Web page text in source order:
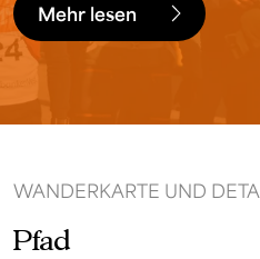
Mehr lesen
WANDERKARTE UND
Pfad